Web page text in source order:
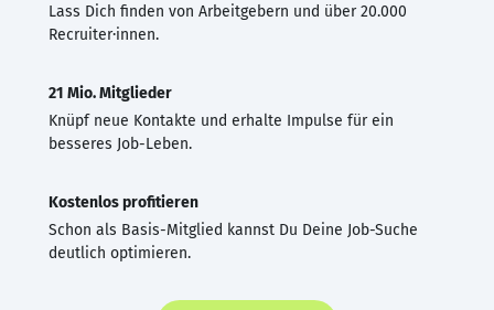
Lass Dich finden von Arbeitgebern und über 20.000
Recruiter·innen.
21 Mio. Mitglieder
Knüpf neue Kontakte und erhalte Impulse für ein
besseres Job-Leben.
Kostenlos profitieren
Schon als Basis-Mitglied kannst Du Deine Job-Suche
deutlich optimieren.